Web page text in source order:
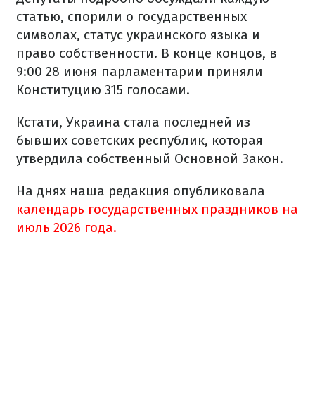
статью, спорили о государственных
символах, статус украинского языка и
право собственности. В конце концов, в
9:00 28 июня парламентарии приняли
Конституцию 315 голосами.
Кстати, Украина стала последней из
бывших советских республик, которая
утвердила собственный Основной Закон.
На днях наша редакция опубликовала
календарь государственных праздников на
июль 2026 года.